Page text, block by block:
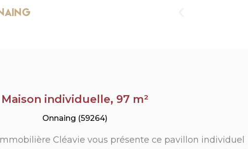
Maison individuelle, 97 m²
Onnaing (59264)
Cléavie vous présente ce pavillon individuel